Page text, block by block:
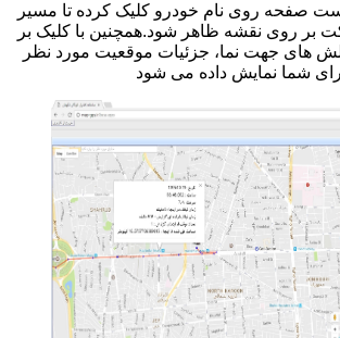
صفحه روی نام خودرو کلیک کرده تا مسیر
بر روی نقشه ظاهر شود.همچنین با کلیک بر
های جهت نما، جزئیات موقعیت مورد نظر